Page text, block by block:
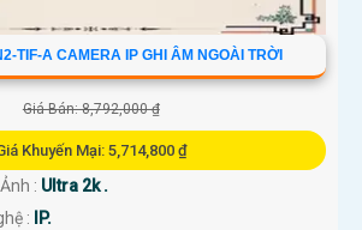
TIF-A CAMERA IP GHI ÂM NGOÀI TRỜI
Giá Bán: 8,792,000 ₫
Khuyến Mại: 5,714,800 ₫
: Ultra 2k .
:
IP.